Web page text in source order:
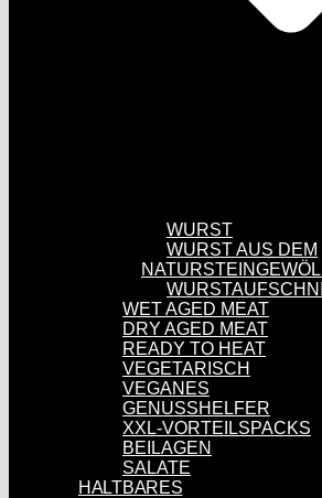
WURST
WURST AUS DEM
WET AGED MEAT
DRY AGED MEAT
READY TO HEAT
VEGETARISCH
VEGANES
GENUSSHELFER
XXL-VORTEILSPACKS
BEILAGEN
SALATE
HALTBARES